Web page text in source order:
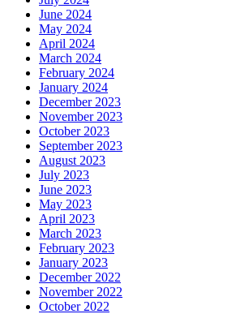
June 2024
May 2024
April 2024
March 2024
February 2024
January 2024
December 2023
November 2023
October 2023
September 2023
August 2023
July 2023
June 2023
May 2023
April 2023
March 2023
February 2023
January 2023
December 2022
November 2022
October 2022